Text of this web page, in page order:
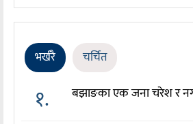
भर्खरै चर्चित
१. बझाङका एक जना चरेश र